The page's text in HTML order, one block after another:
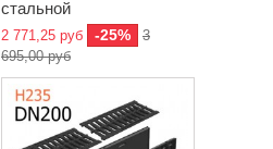
стальной
2 771,25 руб -25%
3
695,00 руб